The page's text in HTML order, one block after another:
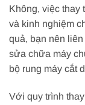
Không, việc thay
và kinh nghiệm
quả, bạn nên
sửa chữa máy
bộ rung máy cắt
Với quy trình